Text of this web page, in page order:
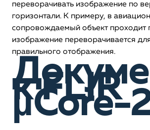
переворачивать изображение по
горизонтали. К примеру, в
сопровождаемый объект проходит
изображение переворачивается
правильного отображения.
к FLIR
µCore-